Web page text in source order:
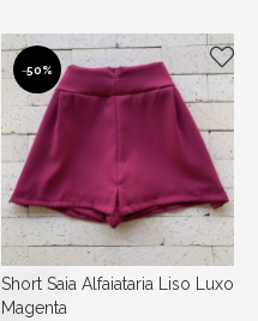
-50%
Short Saia Alfaiataria Liso Luxo
Magenta